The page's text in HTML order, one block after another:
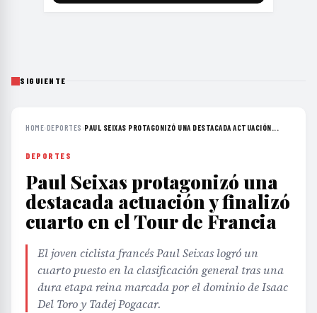
SIGUIENTE
HOME›DEPORTES ›PAUL SEIXAS PROTAGONIZÓ UNA DESTACADA ACTUACIÓN...
DEPORTES
Paul Seixas protagonizó una
destacada actuación y finalizó
cuarto en el Tour de Francia
El joven ciclista francés Paul Seixas logró un
cuarto puesto en la clasificación general tras una
dura etapa reina marcada por el dominio de Isaac
Del Toro y Tadej Pogacar.